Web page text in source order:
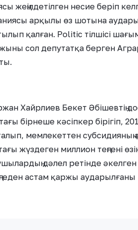
жеңілдетілген несие беріп
арқылы өз шотына
қалған. Politic тілшісі
сол депутатқа берген
Хайрлиев Бекет Әбішевтің
бірнеше кәсіпкер бірігіп,
мемлекеттен субсидияның
жүздеген миллион теңгені
дәлел ретінде
астам қаржы аударылғаны